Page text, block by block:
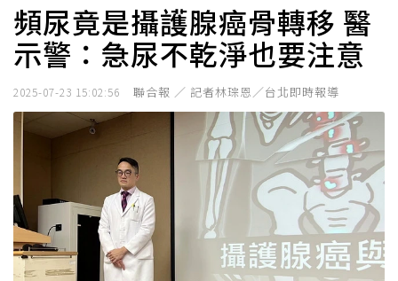
頻尿竟是攝護腺癌骨轉移 醫
示警：急尿不乾淨也要注意
2025-07-23 15:02:56 聯合報 ／ 記者林琮恩／台北即時報導